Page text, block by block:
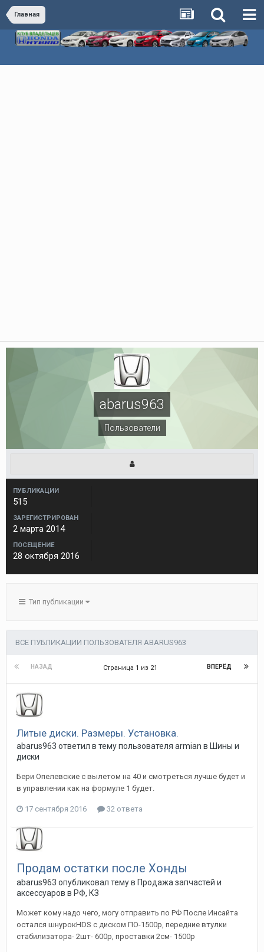
Главная
abarus963
Пользователи
ПУБЛИКАЦИИ
515
ЗАРЕГИСТРИРОВАН
2 марта 2014
ПОСЕЩЕНИЕ
28 октября 2016
Тип публикации
ВСЕ ПУБЛИКАЦИИ ПОЛЬЗОВАТЕЛЯ ABARUS963
НАЗАД ВПЕРЁД
Страница 1 из 21
Литые диски. Размеры. Установка.
abarus963 ответил в тему пользователя armian в Шины и
диски
Бери Опелевские с вылетом на 40 и смотреться лучше будет и
в управлении как на формуле 1 будет.
17 сентября 2016 32 ответа
Продам остатки после Хонды
abarus963 опубликовал тему в Продажа запчастей и
аксессуаров в РФ, КЗ
Может кому надо чего, могу отправить по РФ После Инсайта
остался шнурокHDS с диском ПО-1500р, передние втулки
стабилизатора- 2шт- 600р, проставки 2см- 1500р